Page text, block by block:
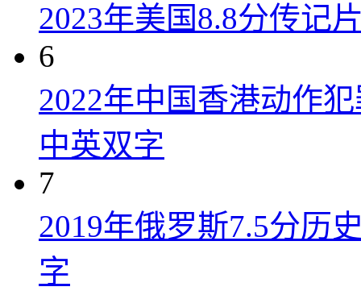
2023年美国8.8分传记
6
2022年中国香港动作
中英双字
7
2019年俄罗斯7.5分历
字